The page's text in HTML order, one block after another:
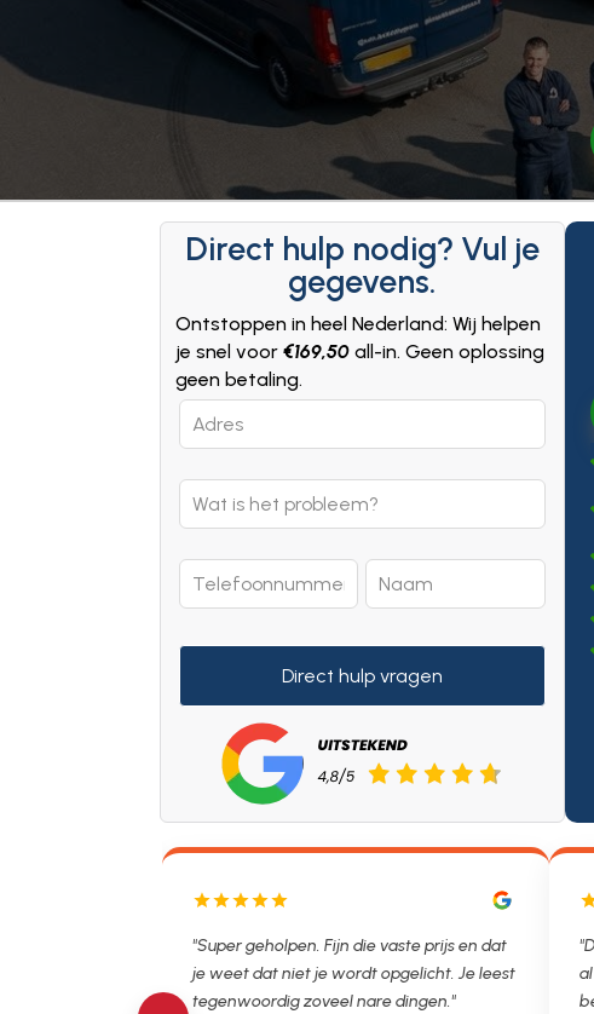
Direct hulp nodig? Vul je
gegevens.
Ontstoppen in heel Nederland: Wij helpen
je snel voor €169,50 all-in. Geen oplossing
geen betaling.
Leave
this
blank
Direct hulp vragen
"Super geholpen. Fijn die vaste prijs en dat
je weet dat niet je wordt opgelicht. Je leest
tegenwoordig zoveel nare dingen."
"De man
al